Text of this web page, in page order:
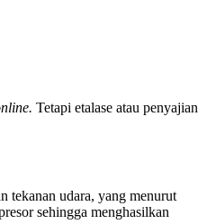
Tetapi etalase atau penyajian
tekanan udara, yang menurut
sehingga menghasilkan